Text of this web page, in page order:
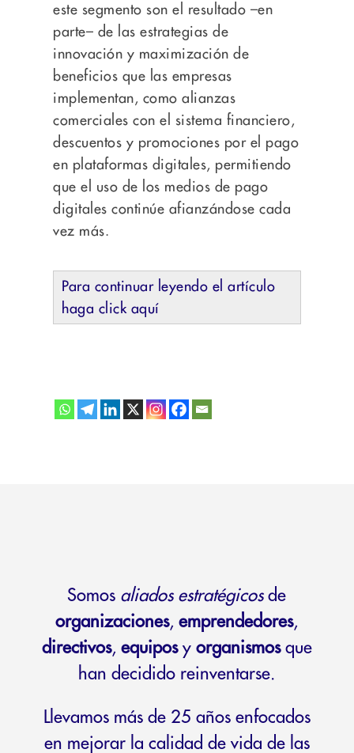
este segmento son el resultado –en
parte– de las estrategias de
innovación y maximización de
beneficios que las empresas
implementan, como alianzas
comerciales con el sistema financiero,
descuentos y promociones por el pago
en plataformas digitales, permitiendo
que el uso de los medios de pago
digitales continúe afianzándose cada
vez más.
Para continuar leyendo el artículo
haga click aquí
Somos aliados estratégicosde
organizaciones,emprendedores,
directivos, equiposy organismosque
han decidido reinventarse.
Llevamos más de 25 años enfocados
en mejorar la calidad de vida de las